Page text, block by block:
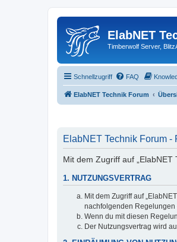
ElabNET
Timberwolf Server,
Schnellzugriff FAQ
ElabNET Technik Forum
ElabNET Technik Forum -
Mit dem Zugriff auf
1. NUTZUNGSVERTRAG
Mit dem Zugriff auf
nachfolgenden Regelungen
Wenn du mit diesen
Der Nutzungsvertrag wird